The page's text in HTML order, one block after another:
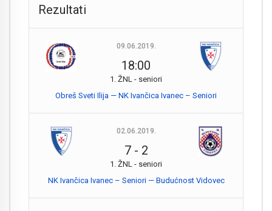
Rezultati
09.06.2019.
18:00
1. ŽNL - seniori
Obreš Sveti Ilija — NK Ivančica Ivanec – Seniori
02.06.2019.
7- 2
1. ŽNL - seniori
NK Ivančica Ivanec – Seniori — Budućnost Vidovec